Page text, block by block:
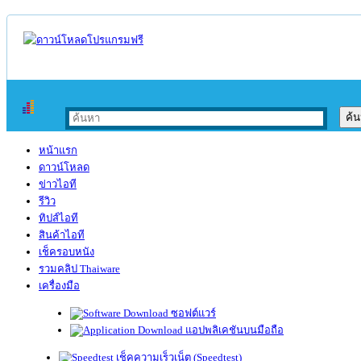
หน้าแรก
ดาวน์โหลด
ข่าวไอที
รีวิว
ทิปส์ไอที
สินค้าไอที
เช็ครอบหนัง
รวมคลิป Thaiware
เครื่องมือ
ซอฟต์แวร์
แอปพลิเคชันบนมือถือ
เช็คความเร็วเน็ต (Speedtest)